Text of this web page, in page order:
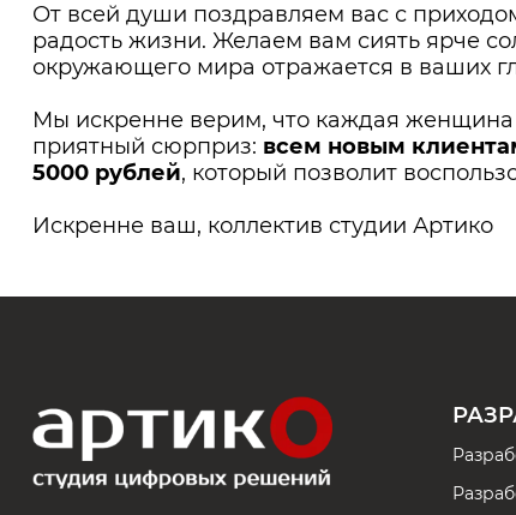
От всей души поздравляем вас с
радость жизни. Желаем вам сиять ярче
окружающего мира отражается в ваших
Мы искренне верим, что каждая женщина
приятный сюрприз: всем новым
5000 рублей, который позволит
Искренне ваш, коллектив студии Артико